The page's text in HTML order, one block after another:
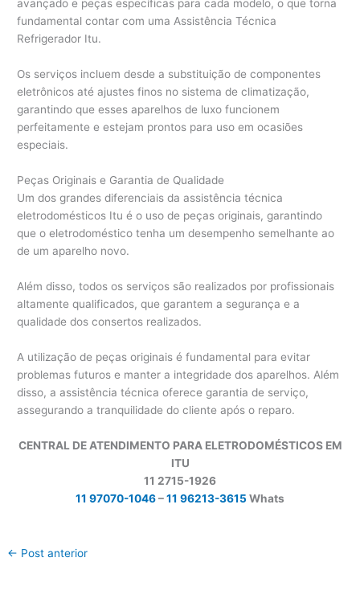
avançado e peças específicas para cada modelo, o que torna
fundamental contar com uma Assistência Técnica
Refrigerador Itu.
Os serviços incluem desde a substituição de componentes
eletrônicos até ajustes finos no sistema de climatização,
garantindo que esses aparelhos de luxo funcionem
perfeitamente e estejam prontos para uso em ocasiões
especiais.
Peças Originais e Garantia de Qualidade
Um dos grandes diferenciais da assistência técnica
eletrodomésticos Itu é o uso de peças originais, garantindo
que o eletrodoméstico tenha um desempenho semelhante ao
de um aparelho novo.
Além disso, todos os serviços são realizados por profissionais
altamente qualificados, que garantem a segurança e a
qualidade dos consertos realizados.
A utilização de peças originais é fundamental para evitar
problemas futuros e manter a integridade dos aparelhos. Além
disso, a assistência técnica oferece garantia de serviço,
assegurando a tranquilidade do cliente após o reparo.
CENTRAL DE ATENDIMENTO PARA ELETRODOMÉSTICOS EM
ITU
11 2715-1926
11 97070-1046–11 96213-3615 Whats
← Post anterior